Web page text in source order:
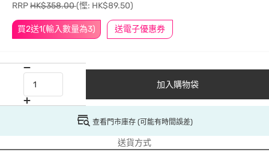
買2送1(輸入數量為3) 送電子優惠券
RRPHK$358.00(慳: HK$89.50)
加入購物袋
查看門市庫存 (可能有時間誤差)
送貨方式